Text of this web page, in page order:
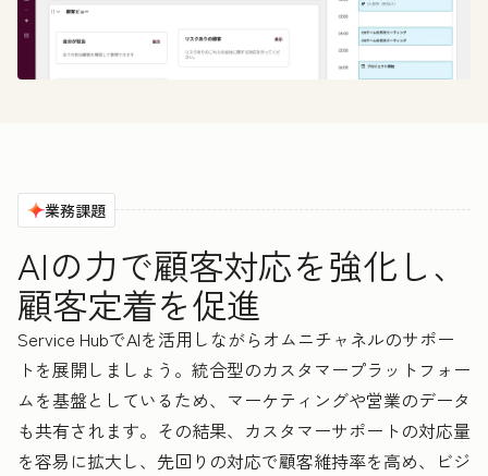
業務課題
AIの力で顧客対応を強化し、
顧客定着を促進
Service HubでAIを活用しながらオムニチャネルのサポー
トを展開しましょう。統合型のカスタマープラットフォー
ムを基盤としているため、マーケティングや営業のデータ
も共有されます。その結果、カスタマーサポートの対応量
を容易に拡大し、先回りの対応で顧客維持率を高め、ビジ